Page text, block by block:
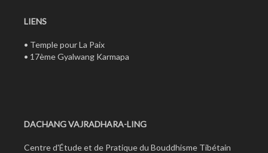
LIENS
• Temple pour La Paix
• 17ème Gyalwang Karmapa
DACHANG VAJRADHARA-LING
Centre d'Étude et de Pratique du Bouddhisme Tibétain